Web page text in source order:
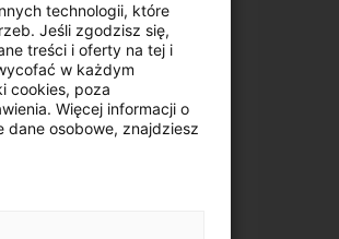
technologii, które
Jeśli zgodzisz się,
treści i oferty na tej i
w każdym
cookies, poza
Więcej informacji o
osobowe, znajdziesz